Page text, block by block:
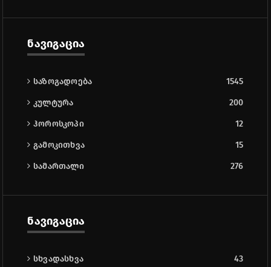
ნავიგაცია
საზოგადოება 1545
კულტურა 200
ჰოროსკოპი 12
გამოკითხვა 15
სამართალი 276
ნავიგაცია
სხვადასხვა 43